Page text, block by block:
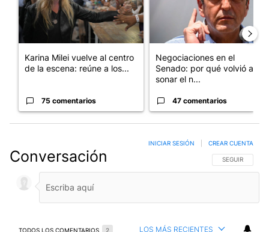
Karina Milei vuelve al centro
de la escena: reúne a los...
75 comentarios
Negociaciones en el
Senado: por qué volvió a
sonar el n...
47 comentarios
Conversación SIGA ESTA
SEGUIR
INICIAR SESIÓN CREAR CUENTA
TODOS LOS COMENTARIOS 2 LOS MÁS RECIENTES